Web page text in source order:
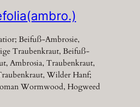
Beifuß-Ambrosie,
Traubenkraut, Beifuß-
Ambrosia, Traubenkraut,
Wilder Hanf;
Wormwood, Hogweed